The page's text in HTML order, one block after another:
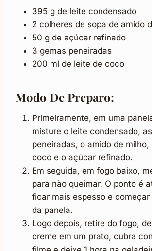
395 g de leite condensado
2 colheres de sopa de amido
50 g de açúcar refinado
3 gemas peneiradas
200 ml de leite de coco
Modo De Preparo:
Primeiramente, em uma
misture o leite condensado,
peneiradas, o amido de milho,
coco e o açúcar refinado.
Em seguida, em fogo baixo,
para não queimar. O ponto é
ficar mais espesso e começar
da panela.
Logo depois, retire do fogo,
creme em um prato, cubra